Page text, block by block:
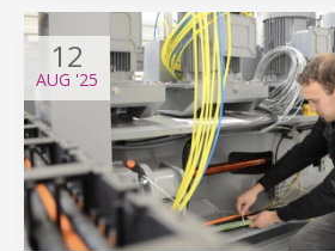
12
AUG '25